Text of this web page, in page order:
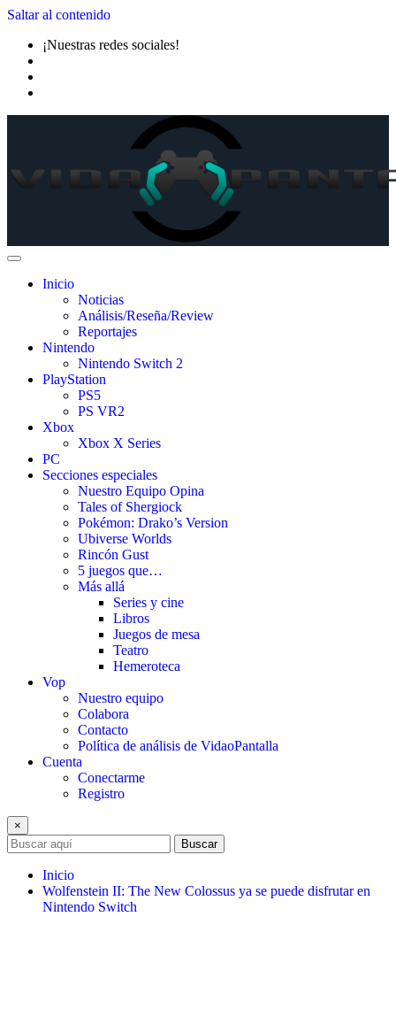
Saltar al contenido
¡Nuestras redes sociales!
Inicio
Noticias
Análisis/Reseña/Review
Reportajes
Nintendo
Nintendo Switch 2
PlayStation
PS5
PS VR2
Xbox
Xbox X Series
PC
Secciones especiales
Nuestro Equipo Opina
Tales of Shergiock
Pokémon: Drako’s Version
Ubiverse Worlds
Rincón Gust
5 juegos que…
Más allá
Series y cine
Libros
Juegos de mesa
Teatro
Hemeroteca
Vop
Nuestro equipo
Colabora
Contacto
Política de análisis de VidaoPantalla
Cuenta
Conectarme
Registro
×
Buscar
Inicio
Wolfenstein II: The New Colossus ya se puede disfrutar en
Nintendo Switch